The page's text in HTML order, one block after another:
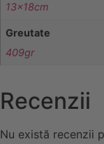
13x18cm
Greutate
409gr
Recenzii
Nu există recenzii